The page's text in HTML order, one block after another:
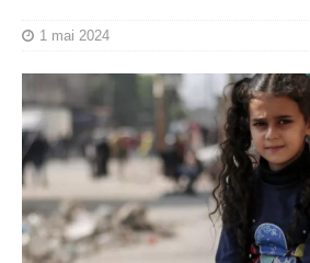
1 mai 2024